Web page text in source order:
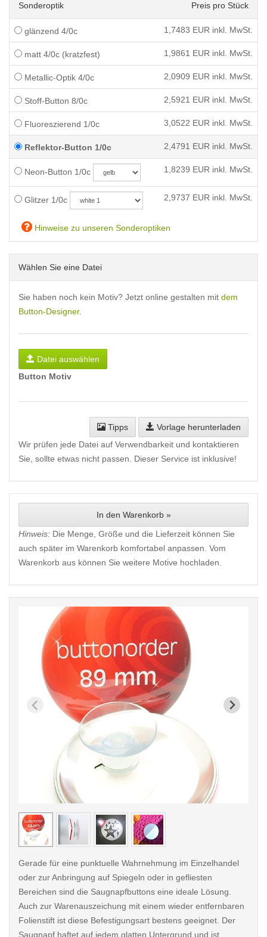
Sonderoptik Preis pro Stück
glänzend 4/0c 1,7483 EUR inkl. MwSt.
matt 4/0c (kratzfest) 1,9861 EUR inkl. MwSt.
Metallic-Optik 4/0c 2,0909 EUR inkl. MwSt.
Stoff-Button 8/0c 2,5921 EUR inkl. MwSt.
Fluoreszierend 1/0c 3,0522 EUR inkl. MwSt.
Reflektor-Button 1/0c 2,4791 EUR inkl. MwSt.
Neon-Button 1/0c 1,8239 EUR inkl. MwSt.
Glitzer 1/0c 2,9737 EUR inkl. MwSt.
Hinweise zu unseren Sonderoptiken
Wählen Sie eine Datei
Sie haben noch kein Motiv? Jetzt online gestalten mit dem
Button-Designer.
Datei auswählen
Button Motiv
Tipps
Vorlage herunterladen
Wir prüfen jede Datei auf Verwendbarkeit und kontaktieren
Sie, sollte etwas nicht passen. Dieser Service ist inklusive!
In den Warenkorb »
Hinweis: Die Menge, Größe und die Lieferzeit können Sie
auch später im Warenkorb komfortabel anpassen. Vom
Warenkorb aus können Sie weitere Motive hochladen.
< /picture>
Gerade für eine punktuelle Wahrnehmung im Einzelhandel
oder zur Anbringung auf Spiegeln oder in gefliesten
Bereichen sind die Saugnapfbuttons eine ideale Lösung.
Auch zur Warenauszeichung mit einem wieder entfernbaren
Folienstift ist diese Befestigungsart bestens geeignet. Der
Saugnapf haftet auf jedem glatten Untergrund und ist